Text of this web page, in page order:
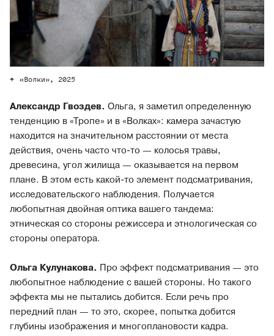
«Волки», 2025
Александр Гвоздев. Ольга, я заметил определенную
тенденцию в «Тропе» и в «Волках»: камера зачастую
находится на значительном расстоянии от места
действия, очень часто что-то — колосья травы,
древесина, угол жилища — оказывается на первом
плане. В этом есть какой-то элемент подсматривания,
исследовательского наблюдения. Получается
любопытная двойная оптика вашего тандема:
этническая со стороны режиссера и этнологическая со
стороны оператора.
Ольга Кулунакова. Про эффект подсматривания — это
любопытное наблюдение с вашей стороны. Но такого
эффекта мы не пытались добится. Если речь про
передний план — то это, скорее, попытка добится
глубины изображения и многоплановости кадра.